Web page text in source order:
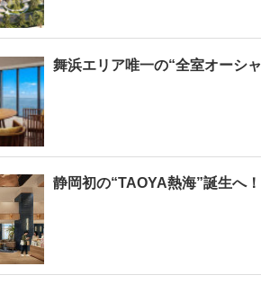
舞浜エリア唯一の“全室オーシ
静岡初の“TAOYA熱海”誕生へ！
【6度目重版！】乃
木坂46・山下美月
「1st写真集」公開カ
ットまとめ
2023 A／W＞